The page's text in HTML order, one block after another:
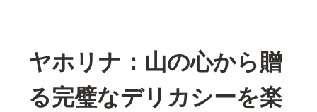
ヤホリナ：山の心から贈
る完璧なデリカシーを楽